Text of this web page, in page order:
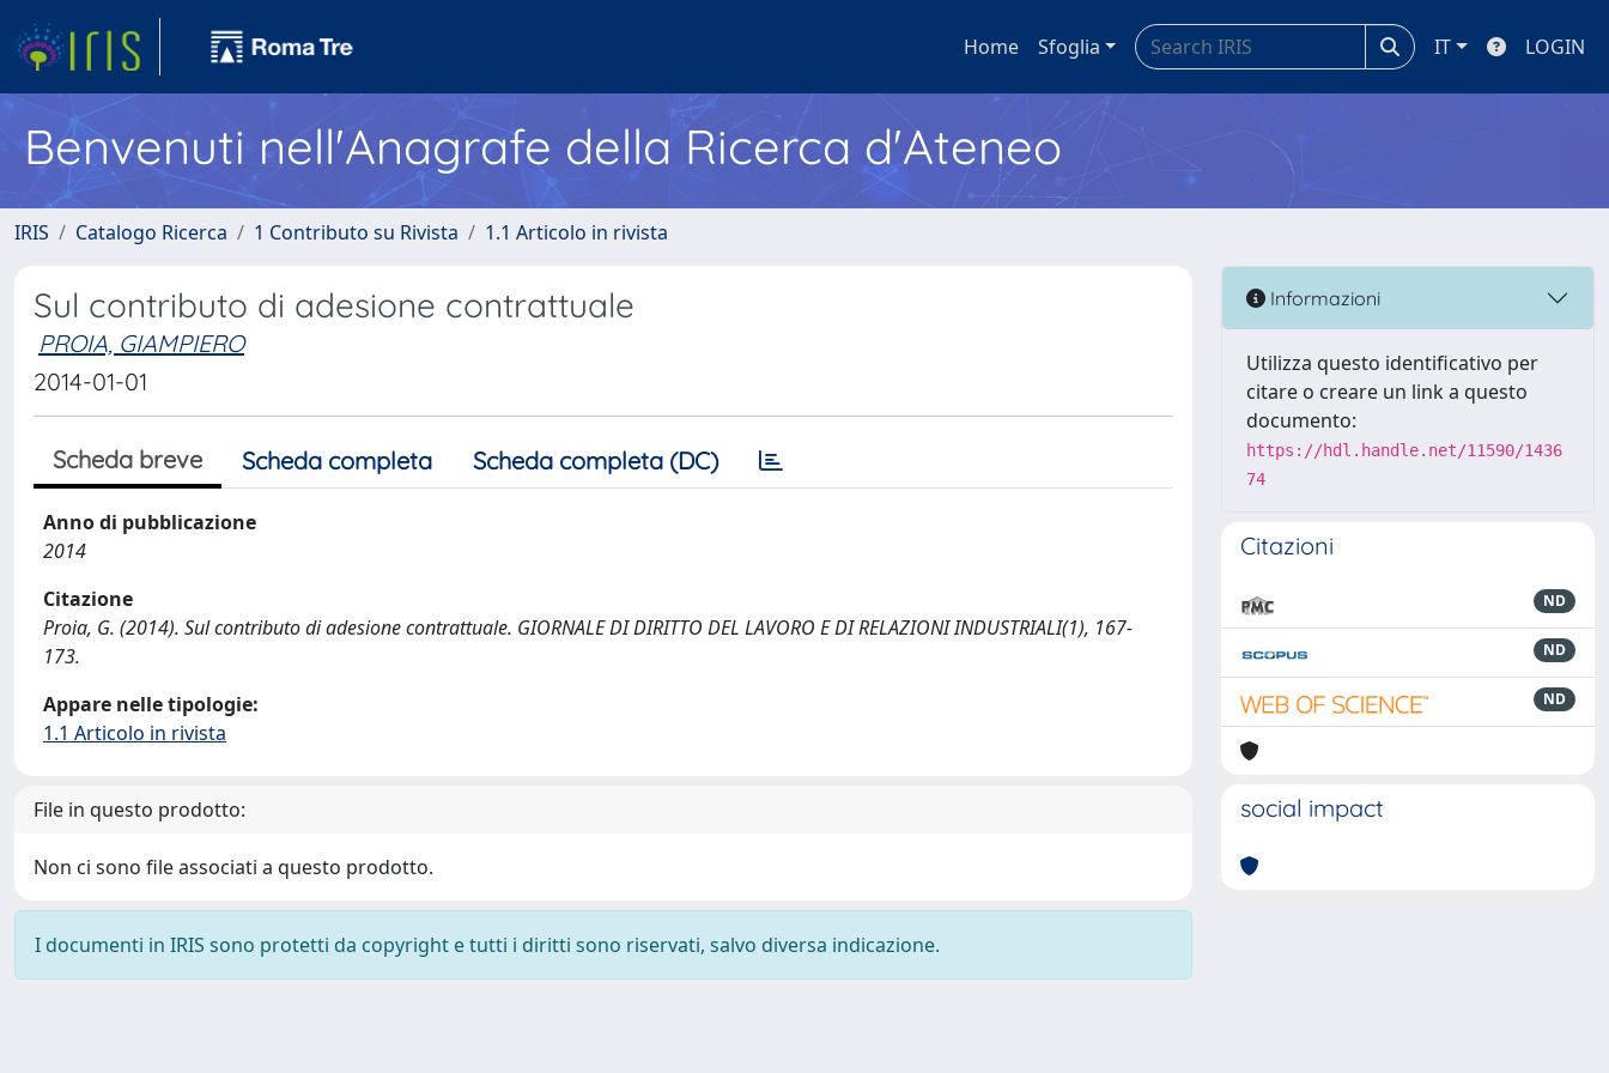
Home Sfoglia IT LOGIN
Benvenuti nell'Anagrafe della Ricerca d'Ateneo
IRIS Catalogo Ricerca 1 Contributo su Rivista 1.1 Articolo in rivista
Sul contributo di adesione contrattuale
PROIA, GIAMPIERO
2014-01-01
Scheda breve Scheda completa Scheda completa (DC)
Anno di pubblicazione
2014
Citazione
Proia, G. (2014). Sul contributo di adesione contrattuale. GIORNALE DI DIRITTO DEL LAVORO E DI RELAZIONI INDUSTRIALI(1), 167-
173.
Appare nelle tipologie:
1.1 Articolo in rivista
File in questo prodotto:
Non ci sono file associati a questo prodotto.
I documenti in IRIS sono protetti da copyright e tutti i diritti sono riservati, salvo diversa indicazione.
Informazioni
Utilizza questo identificativo per
citare o creare un link a questo
documento:
https://hdl.handle.net/11590/1436
74
Citazioni
ND
ND
ND
social impact